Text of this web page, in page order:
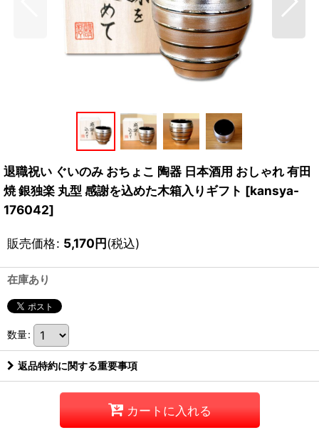
退職祝い ぐいのみ おちょこ 陶器 日本酒用 おしゃれ 有田
焼 銀独楽 丸型 感謝を込めた木箱入りギフト [kansya-
176042]
販売価格: 5,170円(税込)
在庫あり
数量:
返品特約に関する重要事項
カートに入れる